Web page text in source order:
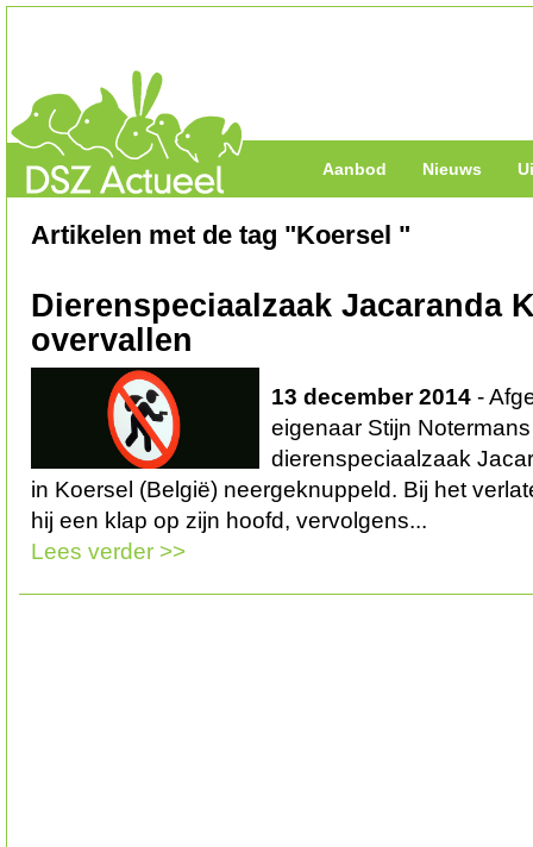
Aanbod Nieuws
Artikelen met de tag "Koersel "
Dierenspeciaalzaak Jacaranda
overvallen
13 december 2014 -
eigenaar Stijn
dierenspeciaalzaak
in Koersel (België) neergeknuppeld. Bij het
hij een klap op zijn hoofd, vervolgens...
Lees verder >>